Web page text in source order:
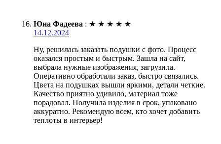
Юна Фадеева : ★ ★ ★ ★ ★
14.12.2024
Ну, решилась заказать подушки с фото. Процесс
оказался простым и быстрым. Зашла на сайт,
выбрала нужные изображения, загрузила.
Оперативно обработали заказ, быстро связались.
Цвета на подушках вышли яркими, детали четкие.
Качество приятно удивило, материал тоже
порадовал. Получила изделия в срок, упаковано
аккуратно. Рекомендую всем, кто хочет добавить
теплоты в интерьер!